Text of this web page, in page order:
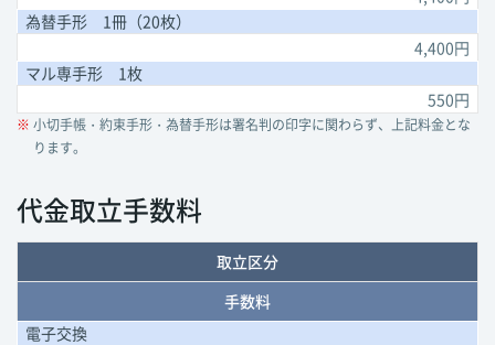
為替手形 1冊（20枚）
4,400円
マル専手形 1枚
550円
※ 小切手帳・約束手形・為替手形は署名判の印字に関わらず、上記料金とな
ります。
代金取立手数料
取立区分
手数料
電子交換